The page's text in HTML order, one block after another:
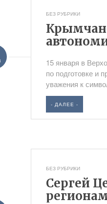
БЕЗ РУБРИКИ
15 января в
по подготовке и
уважения к
- ДАЛЕЕ -
БЕЗ РУБРИКИ
Сергей